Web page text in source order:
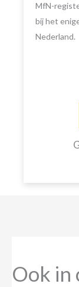
MfN-
bij het
Nederland.
Ook in